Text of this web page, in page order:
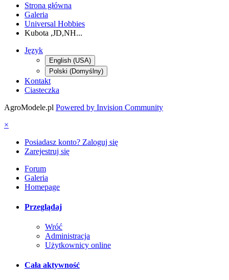
Strona główna
Galeria
Universal Hobbies
Kubota ,JD,NH...
Język
English (USA)
Polski (Domyślny)
Kontakt
Ciasteczka
AgroModele.pl Powered by Invision Community
×
Posiadasz konto? Zaloguj się
Zarejestruj się
Forum
Galeria
Homepage
Przeglądaj
Wróć
Administracja
Użytkownicy online
Cała aktywność